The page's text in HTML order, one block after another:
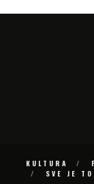
KULTURA
SVE JE